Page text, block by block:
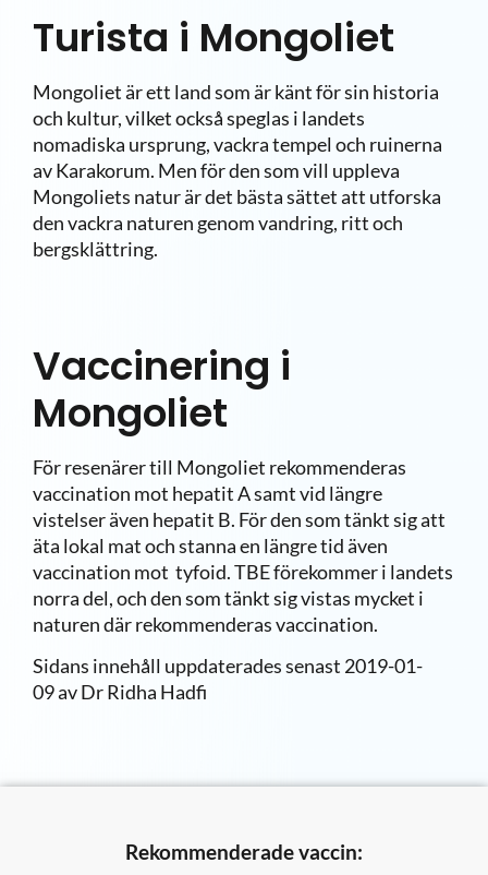
Turista i Mongoliet
Mongoliet är ett land som är känt för sin historia
och kultur, vilket också speglas i landets
nomadiska ursprung, vackra tempel och ruinerna
av Karakorum. Men för den som vill uppleva
Mongoliets natur är det bästa sättet att utforska
den vackra naturen genom vandring, ritt och
bergsklättring.
Vaccinering i
Mongoliet
För resenärer till Mongoliet rekommenderas
vaccination mot hepatit A samt vid längre
vistelser även hepatit B. För den som tänkt sig att
äta lokal mat och stanna en längre tid även
vaccination mot tyfoid. TBE förekommer i landets
norra del, och den som tänkt sig vistas mycket i
naturen där rekommenderas vaccination.
Sidans innehåll uppdaterades senast 2019-01-
09av Dr Ridha Hadfi
Rekommenderade vaccin: